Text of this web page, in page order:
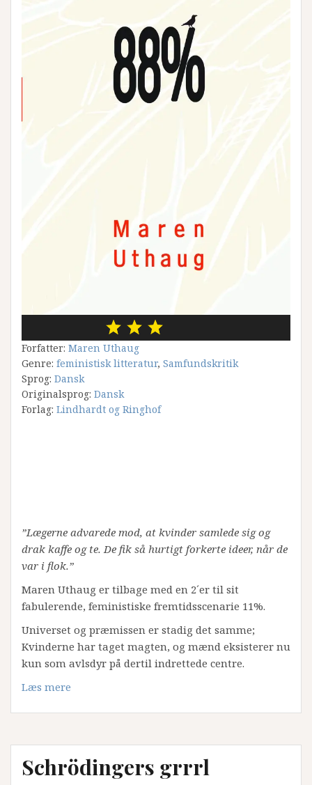
Forfatter: Maren Uthaug
Genre: feministisk litteratur, Samfundskritik
Sprog: Dansk
Originalsprog: Dansk
Forlag: Lindhardt og Ringhof
”Lægerne advarede mod, at kvinder samlede sig og
drak kaffe og te. De fik så hurtigt forkerte ideer, når de
var i flok.”
Maren Uthaug er tilbage med en 2´er til sit
fabulerende, feministiske fremtidsscenarie 11%.
Universet og præmissen er stadig det samme;
Kvinderne har taget magten, og mænd eksisterer nu
kun som avlsdyr på dertil indrettede centre.
Læs mere
Schrödingers grrrl